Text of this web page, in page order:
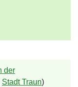
der
Stadt Traun)